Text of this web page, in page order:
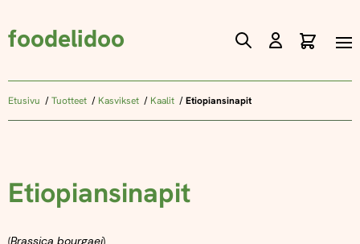
foodelidoo
Skip
Content
Etusivu Tuotteet Kasvikset Kaalit Etiopiansinapit
Etiopiansinapit
(Brassica bourgaei)